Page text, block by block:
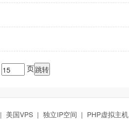
页
| 美国VPS | 独立IP空间 | PHP虚拟主机